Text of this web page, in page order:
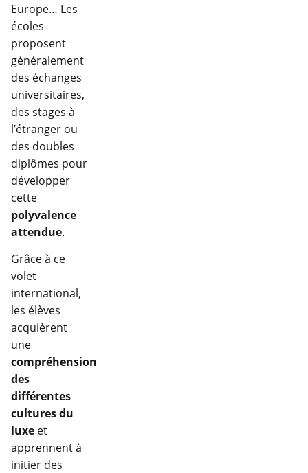
Europe… Les
écoles
proposent
généralement
des échanges
universitaires,
des stages à
l’étranger ou
des doubles
diplômes pour
développer
cette
polyvalence
attendue.
Grâce à ce
volet
international,
les élèves
acquièrent
une
compréhension
des
différentes
cultures du
luxe et
apprennent à
initier des